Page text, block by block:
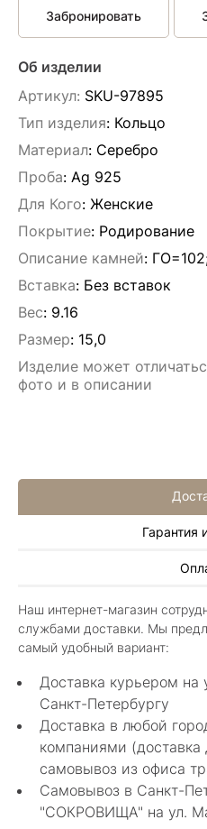
Забронировать
Об изделии
Артикул: SKU-97895
Тип изделия: Кольцо
Материал: Серебро
Проба: Ag 925
Для Кого: Женские
Покрытие: Родирование
Описание камней:
Вставка: Без вставок
Вес: 9.16
Размер: 15,0
Изделие может
фото и в описании
Гарантия
Наш интернет-магазин
службами доставки. Мы
самый удобный вариант:
Доставка курьером на
Санкт-Петербургу
Доставка в любой
компаниями (доставка
самовывоз из офиса
Самовывоз в Санкт-
"СОКРОВИЩА" на ул.
Алла Майорова
Классные изделия,
в других магазинах.
грамотные
с выбором.
Показать полностью
Нелли Г.
4 мая 2025
Каждый раз бывая на
12 в Санкт-Петербурге